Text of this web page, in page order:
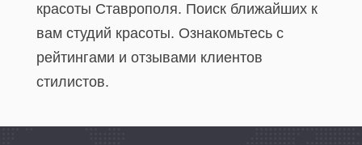
красоты Ставрополя. Поиск ближайших к
вам студий красоты. Ознакомьтесь с
рейтингами и отзывами клиентов
стилистов.